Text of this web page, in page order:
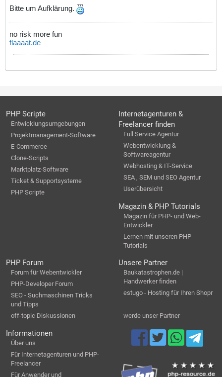
Bitte um Aufklärung.
no risk more fun
flaaaat.de
PHP Scripte
Entwicklungsumgebungen
Projektmanagement-Software
E-Commerce
Clone-Scripts
Marktplatz-Software
Ticket & Supportsysteme
PHP Scripte
Internetagenturen &
Freelancer finden
Full Service Agentur
Webentwicklung &
Softwareagentur
Webhosting & IT-Service
SEA , SEM und SEO Agentur
Userübersicht
Magazin & PHP Tutorials
Magazin für PHP- und Web-
Entwickler
Lernen mit unseren PHP-
Tutorials
PHP Forum
Forum für Webentwickler
PHP-Developer Forum
SEO - Suchmaschinen Tricks
und Tipps
off-topic Diskussionen
Unsere Partner
Baukatastrophen.de |
Handwerker finden
estugo - Hosting für Ihren Shopr
werde unser Partner
Informationen
Über uns
Für Internetagenturen und PHP-
Freelancer
Für Anwender und